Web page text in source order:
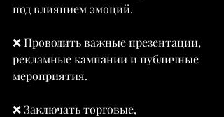
под влиянием эмоций.
❌ Проводить важные презентации,
рекламные кампании и публичные
мероприятия.
❌ Заключать торговые,